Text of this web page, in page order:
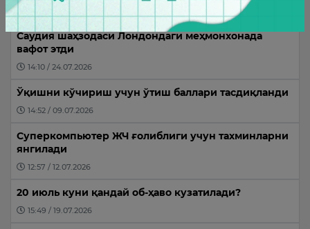
Саудия шаҳзодаси Лондондаги меҳмонхонада
вафот этди
14:10 / 24.07.2026
Ўқишни кўчириш учун ўтиш баллари тасдиқланди
14:52 / 09.07.2026
Суперкомпьютер ЖЧ ғолиблиги учун тахминларни
янгилади
12:57 / 12.07.2026
20 июль куни қандай об-ҳаво кузатилади?
15:49 / 19.07.2026